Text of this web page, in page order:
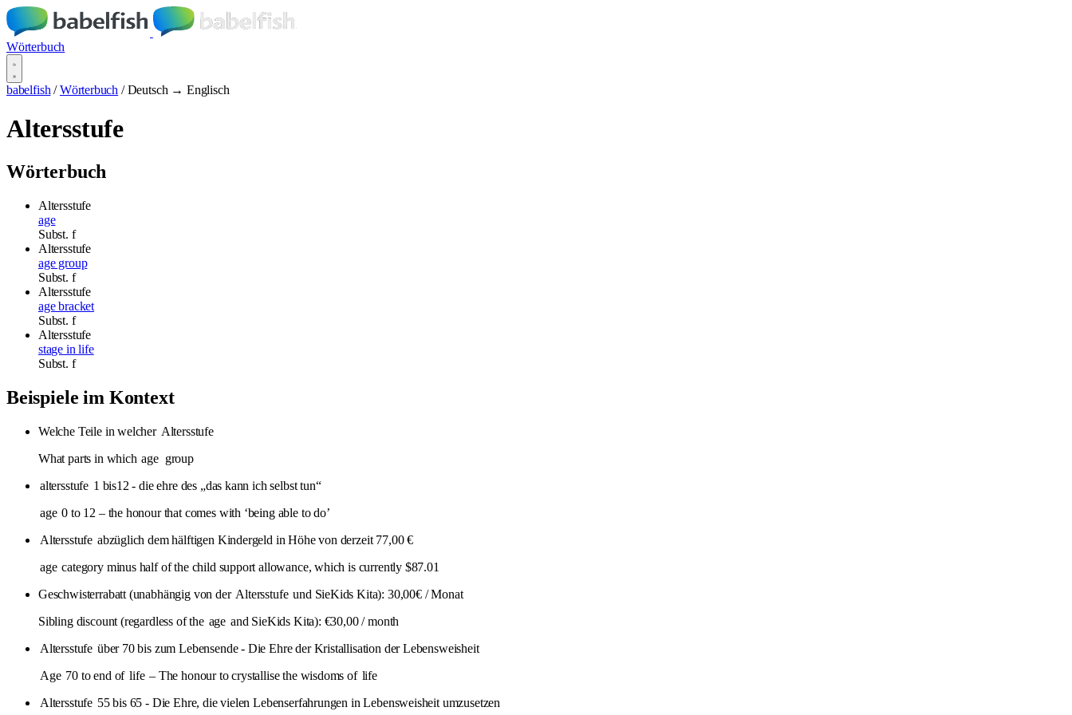
Wörterbuch
babelfish / Wörterbuch / Deutsch → Englisch
Altersstufe
Wörterbuch
Altersstufe
age
Subst. f
Altersstufe
age group
Subst. f
Altersstufe
age bracket
Subst. f
Altersstufe
stage in life
Subst. f
Beispiele im Kontext
Welche Teile in welcher Altersstufe
What parts in which age group
altersstufe 1 bis12 - die ehre des „das kann ich selbst tun“
age 0 to 12 – the honour that comes with ‘being able to do’
Altersstufe abzüglich dem hälftigen Kindergeld in Höhe von derzeit 77,00 €
age category minus half of the child support allowance, which is currently $87.01
Geschwisterrabatt (unabhängig von der Altersstufe und SieKids Kita): 30,00€ / Monat
Sibling discount (regardless of the age and SieKids Kita): €30,00 / month
Altersstufe über 70 bis zum Lebensende - Die Ehre der Kristallisation der Lebensweisheit
Age 70 to end of life – The honour to crystallise the wisdoms of life
Altersstufe 55 bis 65 - Die Ehre, die vielen Lebenserfahrungen in Lebensweisheit umzusetzen